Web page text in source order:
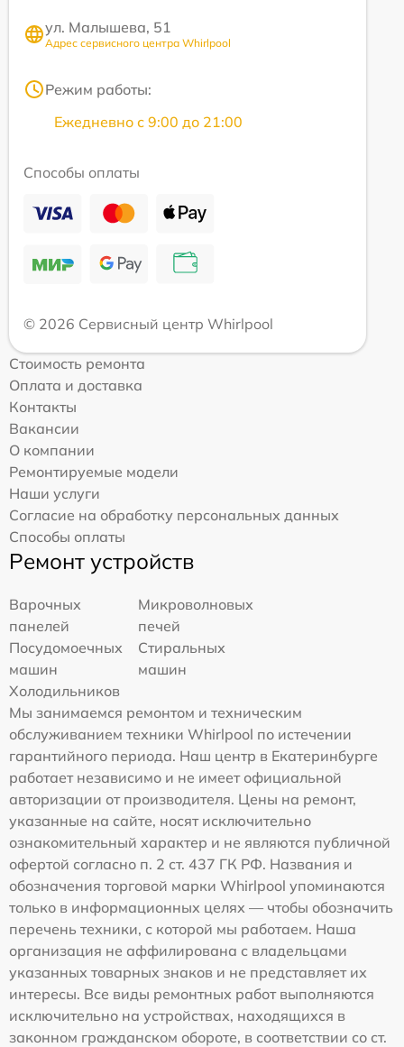
ул. Малышева, 51
Адрес сервисного центра Whirlpool
Режим работы:
Ежедневно с 9:00 до 21:00
Способы оплаты
© 2026 Сервисный центр Whirlpool
Стоимость ремонта
Оплата и доставка
Контакты
Вакансии
О компании
Ремонтируемые модели
Наши услуги
Согласие на обработку персональных данных
Способы оплаты
Ремонт устройств
Варочных
панелей
Микроволновых
печей
Посудомоечных
машин
Стиральных
машин
Холодильников
Мы занимаемся ремонтом и техническим
обслуживанием техники Whirlpool по истечении
гарантийного периода. Наш центр в Екатеринбурге
работает независимо и не имеет официальной
авторизации от производителя. Цены на ремонт,
указанные на сайте, носят исключительно
ознакомительный характер и не являются публичной
офертой согласно п. 2 ст. 437 ГК РФ. Названия и
обозначения торговой марки Whirlpool упоминаются
только в информационных целях — чтобы обозначить
перечень техники, с которой мы работаем. Наша
организация не аффилирована с владельцами
указанных товарных знаков и не представляет их
интересы. Все виды ремонтных работ выполняются
исключительно на устройствах, находящихся в
законном гражданском обороте, в соответствии со ст.